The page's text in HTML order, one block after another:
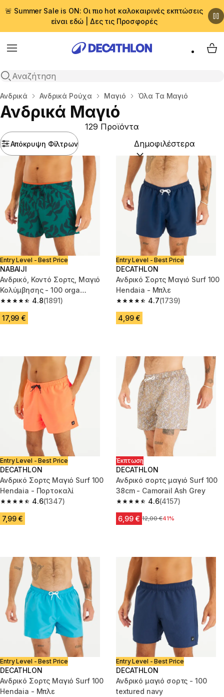
🚨 Summer Sale is ON: Οι πιο hot καλοκαιρινές εκπτώσεις
είναι εδώ | Δες τις Προσφορές
Menu
Αναζήτηση
My
Αρχική σελίδα
Ανδρικά Ανδρικά Ρούχα Μαγιό Όλα Τα Μαγιό
Ανδρικά Μαγιό
Απόκρυψη Φίλτρων
129 Προϊόντα
Ταξινόμηση κατά:
Entry Level - Best Price
NABAIJI
Ανδρικό, Κοντό Σορτς, Μαγιό
Κολύμβησης - 100 orga
πράσινο 4.8
4.8 out of 5 stars from 1891 reviews
(1891)
17,99 €
Entry Level - Best Price
DECATHLON
Ανδρικό Σορτς Μαγιό Surf 100
Hendaia - Μπλε
4.7
4.7 out of 5 stars from 1739
(1739)
4,99 €
Entry Level - Best Price
DECATHLON
Ανδρικό Σορτς Μαγιό Surf 100
Hendaia - Πορτοκαλί
4.6
4.6 out of 5 stars from 1347 reviews
(1347)
7,99 €
Έκπτωση
DECATHLON
Ανδρικό σορτς μαγιό Surf 100
38cm - Camorail Ash Grey
4.6
4.6 out of 5 stars from 4157
(4157)
6,99 € Αρχική τιμή
12,00 €41%
Entry Level - Best Price
DECATHLON
Ανδρικό Σορτς Μαγιό Surf 100
Hendaia - Μπλε
Entry Level - Best Price
DECATHLON
Ανδρικό μαγιό σορτς - 100
textured navy